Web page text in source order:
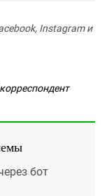
Instagram и
бот